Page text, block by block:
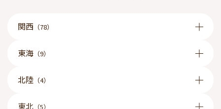
関西 （78）
東海 （9）
北陸 （4）
東北 （5）